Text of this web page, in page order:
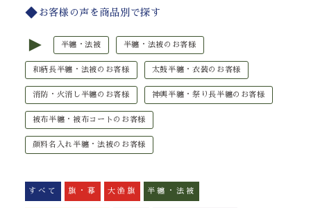
お客様の声を商品別で探す
► 半纏・法被 半纏・法被のお客様
和柄長半纏・法被のお客様 太鼓半纏・衣装のお客様
消防・火消し半纏のお客様 神輿半纏・祭り長半纏のお客様
被布半纏・被布コートのお客様
顔料名入れ半纏・法被のお客様
すべて 旗・幕 大漁旗 半纏・法被